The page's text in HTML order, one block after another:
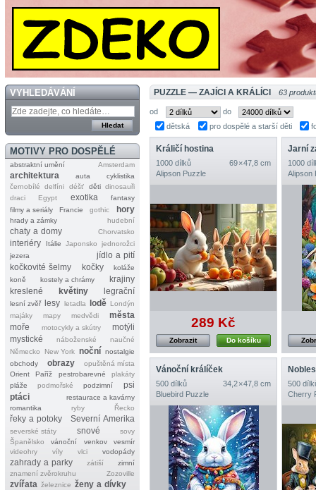
VYHLEDÁVÁNÍ
MOTIVY PRO DOSPĚLÉ
abstraktní umění Amsterdam
architektura auta
cyklistika
černobílé
delfíni déšť děti dinosauři
draci
Egypt exotika
fantasy
filmy a seriály
Francie gothic hory
hrady a zámky hudební
chaty a domy Chorvatsko
interiéry Itálie Japonsko
jednorožci
jezera
jídlo a pití
kočkovité šelmy
kočky
koláže
koně
kostely a chrámy
krajiny
kreslené
květiny legrační
lesní zvěř lesy letadla lodě Londýn
majáky
mapy medvědi
města
moře
motocykly a skútry
motýli
mystické
náboženské
naučné
Německo
New York noční nostalgie
obchody
obrazy
opuštěná místa
Orient
Paříž pestrobarevné
plakáty
pláže
podmořské podzimní
psi
ptáci
restaurace a kavárny
romantika
ryby Řecko
řeky a potoky Severní Amerika
severské státy snové
sovy
Španělsko
vánoční venkov
vesmír
videohry
víly vlci vodopády
zahrady a parky zátiší
zimní
znamení zvěrokruhu
Zozoville
zvířata železnice ženy a dívky
PUZZLE — ZAJÍCI A KRÁLÍCI 63
od
do
dětská
pro dospělé a starší děti
Králičí hostina
1000 dílků
69 × 47,8 cm
Alipson Puzzle
289 Kč
Do košíku
Zobrazit
Jarní
1000
Alipson
Vánoční králíček
500 dílků
34,2 × 47,8 cm
Bluebird Puzzle
500
Cherry